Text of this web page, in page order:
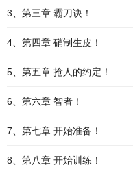
3、第三章 霸刀诀！
4、第四章 硝制生皮！
5、第五章 抢人的约定！
6、第六章 智者！
7、第七章 开始准备！
8、第八章 开始训练！